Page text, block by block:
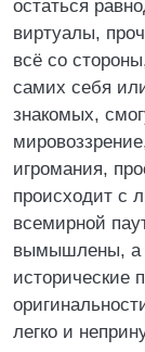
остаться
виртуалы,
всё со
самих себя
знакомых,
игромания,
происходит с
всемирной
вымышлены, а
исторические
легко и